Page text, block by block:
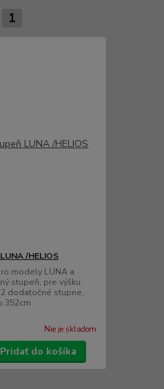
1
/HELIOS
modely LUNA a
stupeň, pre výšku
dodatočné stupne,
352cm
Nie je skladom
Pridať do košíka